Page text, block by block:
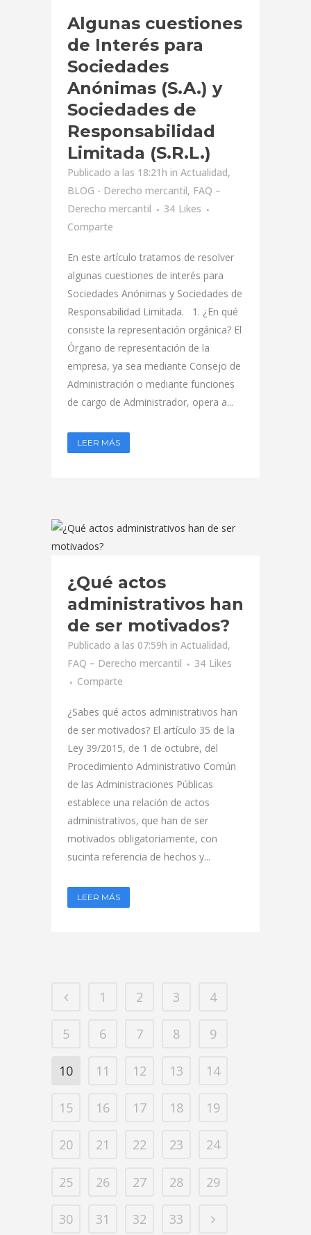
Algunas cuestiones
de Interés para
Sociedades
Anónimas (S.A.) y
Sociedades de
Responsabilidad
Limitada (S.R.L.)
Publicado a las 18:21h in Actualidad,
BLOG - Derecho mercantil, FAQ –
Derecho mercantil
34 Likes
Comparte
En este artículo tratamos de resolver
algunas cuestiones de interés para
Sociedades Anónimas y Sociedades de
Responsabilidad Limitada. 1. ¿En qué
consiste la representación orgánica? El
Órgano de representación de la
empresa, ya sea mediante Consejo de
Administración o mediante funciones
de cargo de Administrador, opera a...
LEER MÁS
¿Qué actos
administrativos han
de ser motivados?
Publicado a las 07:59h in Actualidad,
FAQ – Derecho mercantil
34 Likes
Comparte
¿Sabes qué actos administrativos han
de ser motivados? El artículo 35 de la
Ley 39/2015, de 1 de octubre, del
Procedimiento Administrativo Común
de las Administraciones Públicas
establece una relación de actos
administrativos, que han de ser
motivados obligatoriamente, con
sucinta referencia de hechos y...
LEER MÁS
1 2 3 4
5 6 7 8 9
10 11 12 13 14
15 16 17 18 19
20 21 22 23 24
25 26 27 28 29
30 31 32 33